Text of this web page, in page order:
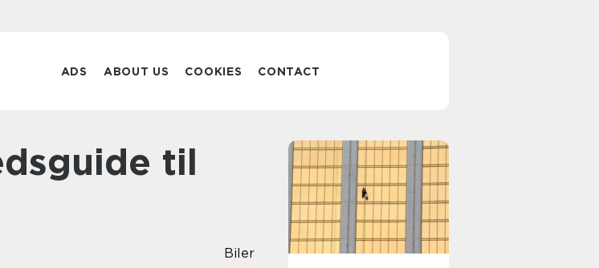
ADS ABOUT US COOKIES CONTACT
Biler